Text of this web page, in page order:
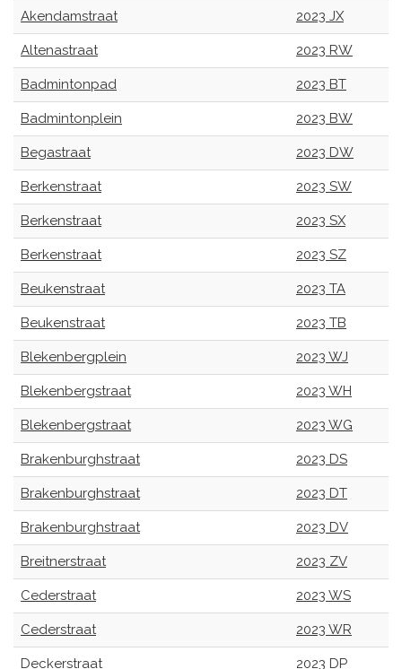
Akendamstraat 2023 JX
Altenastraat 2023 RW
Badmintonpad 2023 BT
Badmintonplein 2023 BW
Begastraat 2023 DW
Berkenstraat 2023 SW
Berkenstraat 2023 SX
Berkenstraat 2023 SZ
Beukenstraat 2023 TA
Beukenstraat 2023 TB
Blekenbergplein 2023 WJ
Blekenbergstraat 2023 WH
Blekenbergstraat 2023 WG
Brakenburghstraat 2023 DS
Brakenburghstraat 2023 DT
Brakenburghstraat 2023 DV
Breitnerstraat 2023 ZV
Cederstraat 2023 WS
Cederstraat 2023 WR
Deckerstraat 2023 DP